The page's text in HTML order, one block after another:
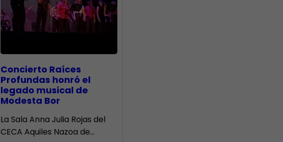
​Concierto Raíces
Profundas honró el
legado musical de
Modesta Bor
La Sala Anna Julia Rojas del
CECA Aquiles Nazoa de…